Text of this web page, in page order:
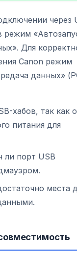
через
режим
Для
Canon режим
данных»
хабов, так как
питания для
ли порт USB
места